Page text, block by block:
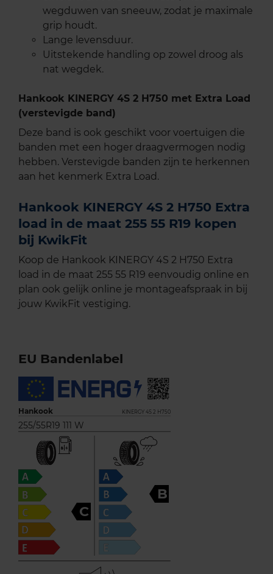
wegduwen van sneeuw, zodat je maximale
grip houdt.
Lange levensduur.
Uitstekende handling op zowel droog als
nat wegdek.
Hankook KINERGY 4S 2 H750 met Extra Load
(verstevigde band)
Deze band is ook geschikt voor voertuigen die
banden met een hoger draagvermogen nodig
hebben. Verstevigde banden zijn te herkennen
aan het kenmerk Extra Load.
Hankook KINERGY 4S 2 H750 Extra
load in de maat 255 55 R19 kopen
bij KwikFit
Koop de Hankook KINERGY 4S 2 H750 Extra
load in de maat 255 55 R19 eenvoudig online en
plan ook gelijk online je montageafspraak in bij
jouw KwikFit vestiging.
EU Bandenlabel
Hankook KINERGY 4S 2 H750
255/55R19 111 W
C
B